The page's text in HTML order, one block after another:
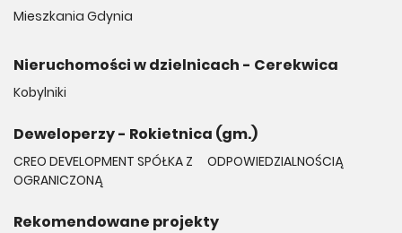
Mieszkania Gdynia
Nieruchomości w dzielnicach - Cerekwica
Kobylniki
Deweloperzy - Rokietnica (gm.)
CREO DEVELOPMENT SPÓŁKA Z
OGRANICZONĄ
ODPOWIEDZIALNOŚCIĄ
Rekomendowane projekty